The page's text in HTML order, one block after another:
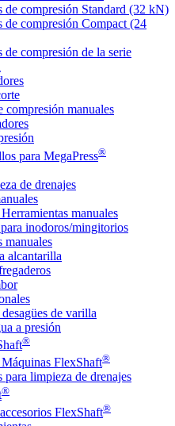
de compresión Standard (32 kN)
de compresión Compact (24
de compresión de la serie
compresión manuales
para MegaPress®
de drenajes
manuales
inodoros/mingitorios
manuales
alcantarilla
de varilla
a presión
®
FlexShaft®
para limpieza de drenajes
®
FlexShaft®